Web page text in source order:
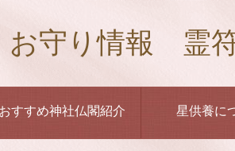
守り情報 霊
おすすめ神社仏閣紹介 星供養に